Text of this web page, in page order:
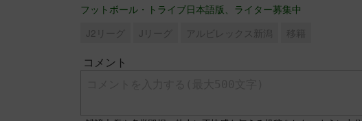
フットボール・トライブ日本語版、ライター募集中
J2リーグ Jリーグ アルビレックス新潟 移籍